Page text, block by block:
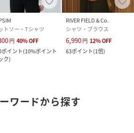
トソー・Tシャツ
円 40%OFF
ポイント(10%ポイント
ク)
RIVER FIELD & Co.
シャツ・ブラウス
6,990円 12%OFF
63ポイント(1倍)
ワードから探す